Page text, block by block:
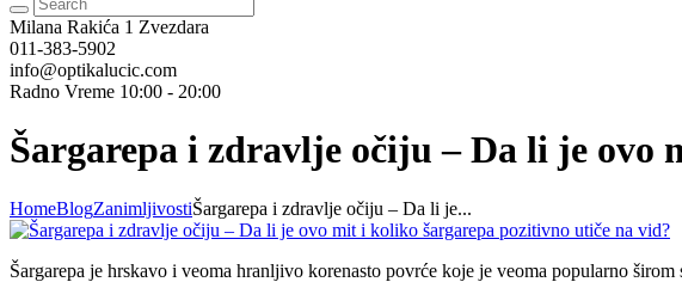
Milana Rakića 1 Zvezdara
011-383-5902
info@optikalucic.com
Radno Vreme 10:00 - 20:00
Šargarepa i zdravlje očiju – Da li je ovo
HomeBlogZanimljivostiŠargarepa i zdravlje očiju – Da li je...
Šargarepa je hrskavo i veoma hranljivo korenasto povrće koje je veoma popularno širom